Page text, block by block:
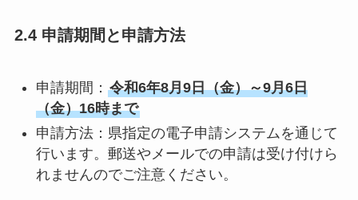
2.4 申請期間と申請方法
申請期間： 令和6年8月9日（金）～9月6日
（金）16時まで
申請方法：県指定の電子申請システムを通じて
行います。郵送やメールでの申請は受け付けら
れませんのでご注意ください。